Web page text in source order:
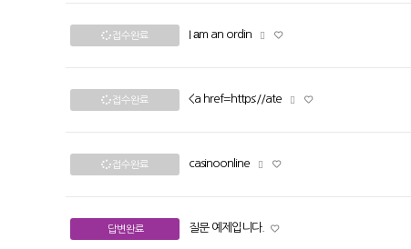
접수완료 I аm an ordin
접수완료 <a href=https://ate
접수완료 casinoonline
답변완료 질문 예제입니다.